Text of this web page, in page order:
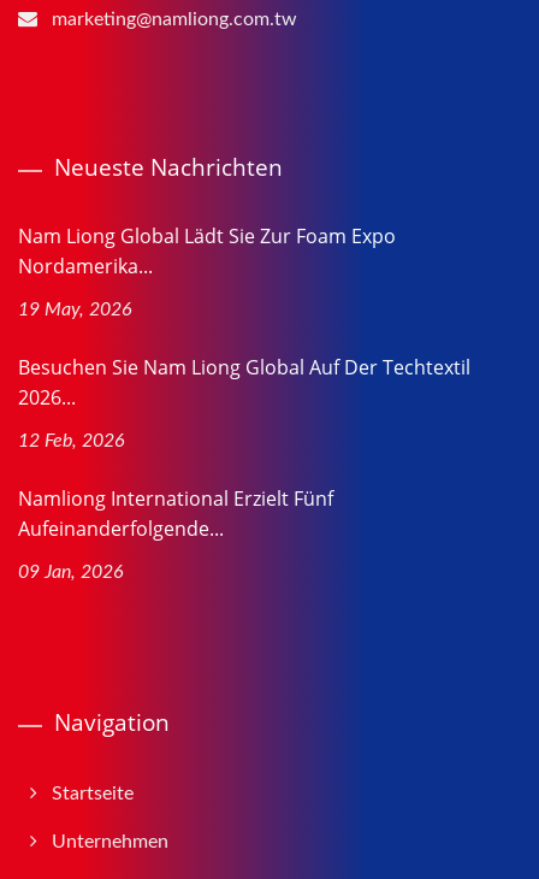
marketing@namliong.com.tw
Neueste Nachrichten
Nam Liong Global Lädt Sie Zur Foam Expo
Nordamerika...
19 May, 2026
Besuchen Sie Nam Liong Global Auf Der Techtextil
2026...
12 Feb, 2026
Namliong International Erzielt Fünf
Aufeinanderfolgende...
09 Jan, 2026
Navigation
Startseite
Unternehmen